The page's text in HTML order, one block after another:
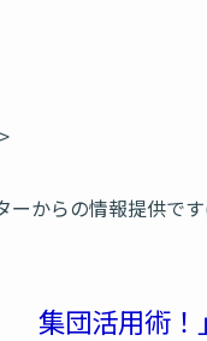
ーからの情報提供で
集団活用術